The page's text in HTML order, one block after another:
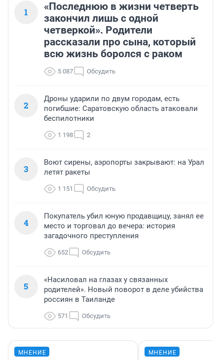
1
«Последнюю в жизни четверть
закончил лишь с одной
четверкой». Родители
рассказали про сына, который
всю жизнь боролся с раком
5 087 Обсудить
2
Дроны ударили по двум городам, есть
погибшие: Саратовскую область атаковали
беспилотники
1 198 2
3
Воют сирены, аэропорты закрывают: на Урал
летят ракеты
1 151 Обсудить
4
Покупатель убил юную продавщицу, занял ее
место и торговал до вечера: история
загадочного преступления
652 Обсудить
5
«Насиловал на глазах у связанных
родителей». Новый поворот в деле убийства
россиян в Таиланде
571 Обсудить
МНЕНИЕ МНЕНИЕ